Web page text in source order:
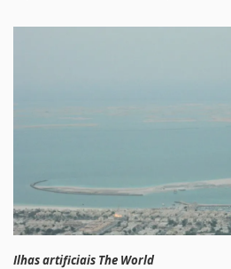
Ilhas artificiais The World